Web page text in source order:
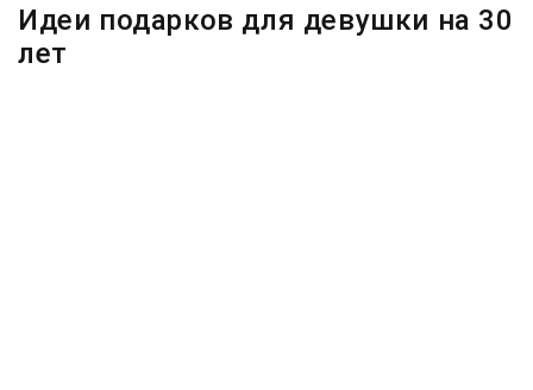
Идеи подарков для девушки на 30
лет